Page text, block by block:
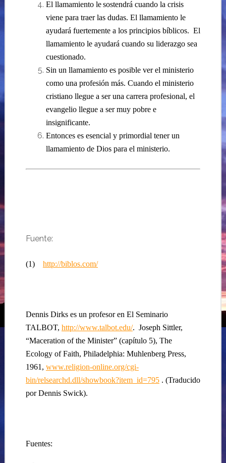
El llamamiento lesostendrá cuando la crisis
viene para traer las dudas. El llamamiento le
ayudará fuertemente a los principios bíblicos. El
llamamiento le ayudará cuando su liderazgo sea
cuestionado.
Sin un llamamiento es posible ver el ministerio
como una profesión más. Cuando el ministerio
cristiano llegue a ser una carrera profesional, el
evangelio llegue a ser muy pobre e
insignificante.
Entonces es esencial y primordial tener un
llamamiento de Dios para el ministerio.
Fuente:
(1) http://biblos.com/
Dennis Dirks es un profesor en El Seminario
TALBOT, http://www.talbot.edu/. Joseph Sittler,
“Maceration of the Minister” (capítulo 5), The
Ecology of Faith, Philadelphia: Muhlenberg Press,
1961, www.religion-online.org/cgi-
bin/relsearchd.dll/showbook?item_id=795. (Traducido
por Dennis Swick).
Fuentes: